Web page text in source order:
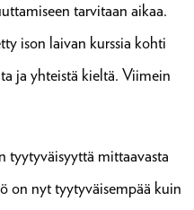
tarvitaan aikaa.
ison laivan kurssia kohti
ja yhteistä kieltä. Viimein
tyytyväisyyttä mittaavasta
on nyt tyytyväisempää kuin